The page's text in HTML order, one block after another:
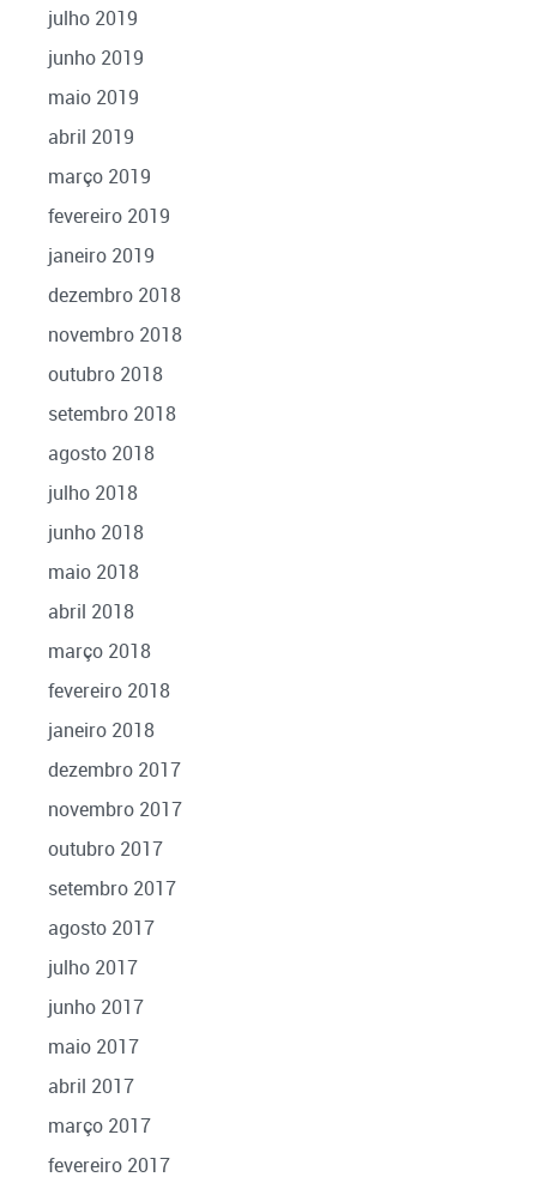
julho 2019
junho 2019
maio 2019
abril 2019
março 2019
fevereiro 2019
janeiro 2019
dezembro 2018
novembro 2018
outubro 2018
setembro 2018
agosto 2018
julho 2018
junho 2018
maio 2018
abril 2018
março 2018
fevereiro 2018
janeiro 2018
dezembro 2017
novembro 2017
outubro 2017
setembro 2017
agosto 2017
julho 2017
junho 2017
maio 2017
abril 2017
março 2017
fevereiro 2017